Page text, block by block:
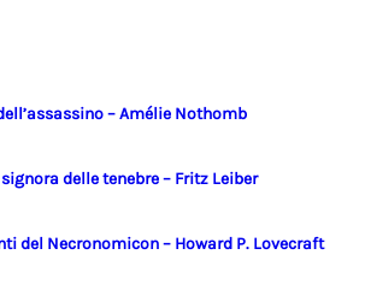
– Amélie Nothomb
delle tenebre – Fritz Leiber
del Necronomicon – Howard P. Lovecraft